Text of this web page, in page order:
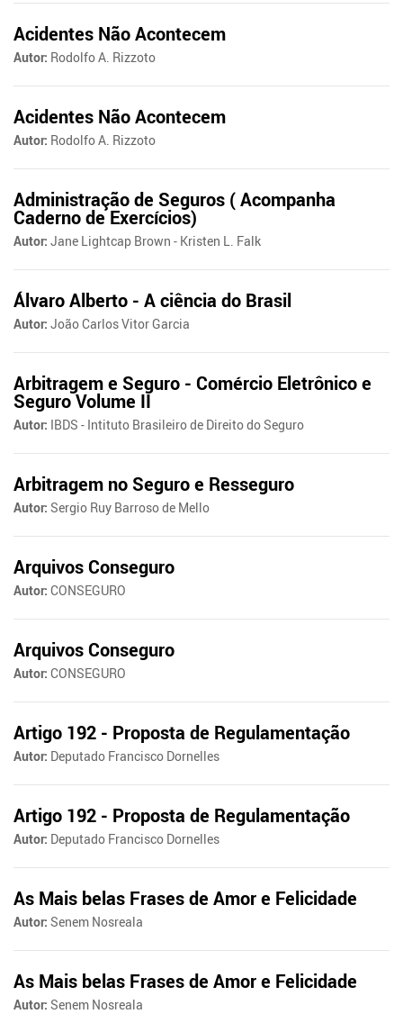
Acidentes Não Acontecem
Autor: Rodolfo A. Rizzoto
Acidentes Não Acontecem
Autor: Rodolfo A. Rizzoto
Administração de Seguros ( Acompanha
Caderno de Exercícios)
Autor: Jane Lightcap Brown - Kristen L. Falk
Álvaro Alberto - A ciência do Brasil
Autor: João Carlos Vitor Garcia
Arbitragem e Seguro - Comércio Eletrônico e
Seguro Volume II
Autor: IBDS - Intituto Brasileiro de Direito do Seguro
Arbitragem no Seguro e Resseguro
Autor: Sergio Ruy Barroso de Mello
Arquivos Conseguro
Autor: CONSEGURO
Arquivos Conseguro
Autor: CONSEGURO
Artigo 192 - Proposta de Regulamentação
Autor: Deputado Francisco Dornelles
Artigo 192 - Proposta de Regulamentação
Autor: Deputado Francisco Dornelles
As Mais belas Frases de Amor e Felicidade
Autor: Senem Nosreala
As Mais belas Frases de Amor e Felicidade
Autor: Senem Nosreala